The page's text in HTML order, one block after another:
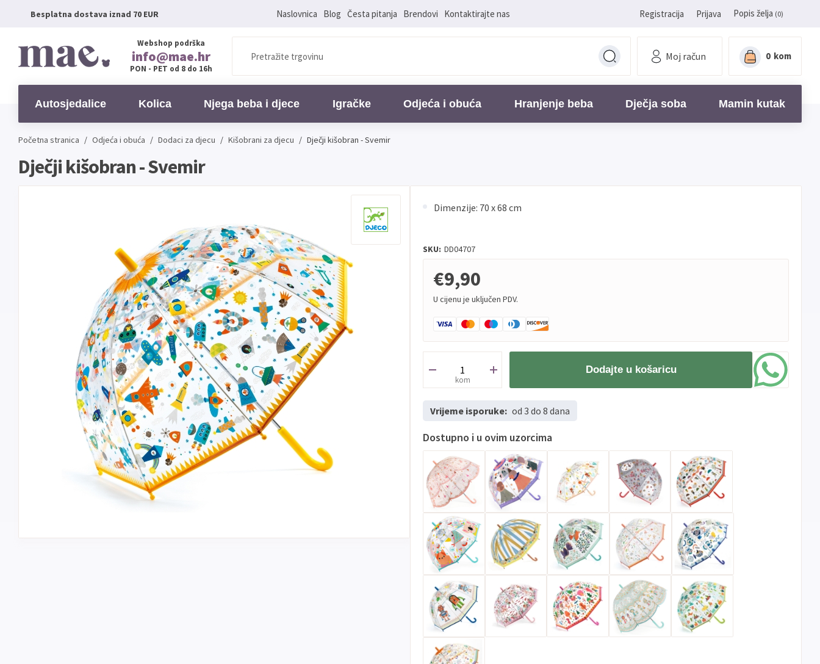
Besplatna dostava iznad 70 EUR Naslovnica Blog Česta pitanja Brendovi Kontaktirajte nas Registracija Prijava Popis želja (0)
Webshop podrška
info@mae.hr
PON - PET od 8 do 16h
Moj račun 0 kom
Autosjedalice Kolica Njega beba i djece Igračke Odjeća i obuća Hranjenje beba Dječja soba Mamin kutak
Početna stranica / Odjeća i obuća / Dodaci za djecu / Kišobrani za djecu / Dječji kišobran - Svemir
Dječji kišobran - Svemir
Dimenzije: 70 x 68 cm
SKU: DD04707
€9,90
U cijenu je uključen PDV.
kom
Dodajte u košaricu
Vrijeme isporuke: od 3 do 8 dana
Dostupno i u ovim uzorcima